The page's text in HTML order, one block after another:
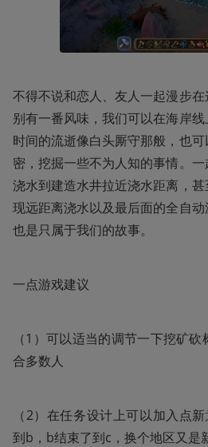
不得不说和恋人、友人一起漫步
别有一番风味，我们可以在海岸
时间的流逝像白头厮守那般，也
密，挖掘一些不为人知的事情。
浇水到建造水井拉近浇水距离，
现远距离浇水以及最后面的全自动
也是只属于我们的故事。
一点游戏建议
（1）可以适当的调节一下挖矿
合多数人
（2）在任务设计上可以加入点
到b，b结束了到c，换个地区又是